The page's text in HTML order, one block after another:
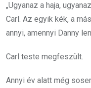
„Ugyanaz a haja,
Carl. Az egyik kék, a
annyi, amennyi Danny
Carl teste megfeszült.
Annyi év alatt még